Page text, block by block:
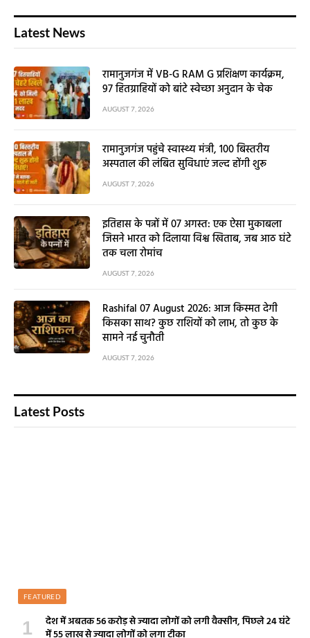
Latest News
रामानुजगंज में VB-G RAM G प्रशिक्षण कार्यक्रम,
97 हितग्राहियों को बांटे स्वेच्छा अनुदान के चेक
AUGUST 7, 2026
रामानुजगंज पहुंचे स्वास्थ्य मंत्री, 100 बिस्तरीय
अस्पताल की लंबित सुविधाएं जल्द होंगी शुरू
AUGUST 7, 2026
इतिहास के पन्नों में 07 अगस्त: एक ऐसा मुकाबला
जिसने भारत को दिलाया विश्व खिताब, जब आठ घंटे
तक चला रोमांच
AUGUST 7, 2026
Rashifal 07 August 2026: आज किस्मत देगी
किसका साथ? कुछ राशियों को लाभ, तो कुछ के
सामने नई चुनौती
AUGUST 7, 2026
Latest Posts
FEATURED
देश में अबतक 56 करोड़ से ज्यादा लोगों को लगी वैक्सीन, पिछले 24 घंटे